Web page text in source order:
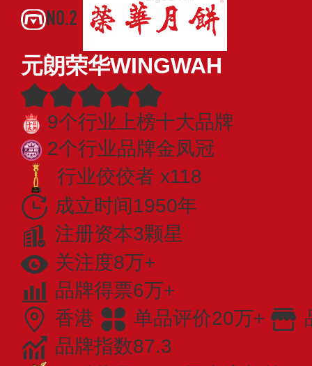
NO.2
元朗荣华WINGWAH
9个行业上榜十大品牌
2个行业品牌金凤冠
行业佼佼者 x118
成立时间1950年
注册资本3颗星
关注度8万+
品牌得票6万+
香港
单品评价20万+
品牌指数87.3